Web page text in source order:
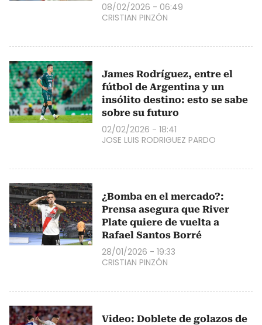
08/02/2026 - 06:49
CRISTIAN PINZÓN
James Rodríguez, entre el
fútbol de Argentina y un
insólito destino: esto se sabe
sobre su futuro
02/02/2026 - 18:41
JOSE LUIS RODRIGUEZ PARDO
¿Bomba en el mercado?:
Prensa asegura que River
Plate quiere de vuelta a
Rafael Santos Borré
28/01/2026 - 19:33
CRISTIAN PINZÓN
Video: Doblete de golazos de